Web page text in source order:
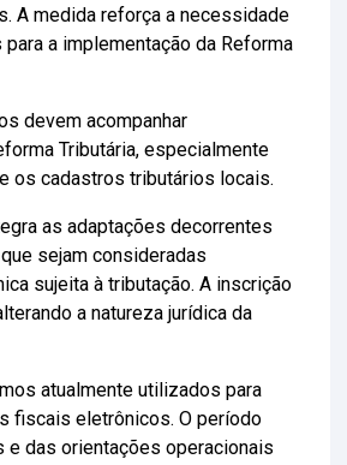
A medida reforça a necessidade
a implementação da Reforma
devem acompanhar
Tributária, especialmente
os cadastros tributários locais.
as adaptações decorrentes
sejam consideradas
sujeita à tributação. A inscrição
a natureza jurídica da
atualmente utilizados para
fiscais eletrônicos. O período
das orientações operacionais